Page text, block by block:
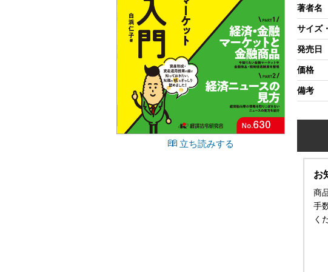
立ち読みする
著者名
サイズ
発売日
価格
備考
お
商
手
く